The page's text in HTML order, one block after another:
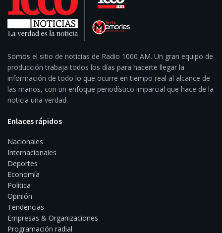
Somos el sitio de noticias de Radio 1000 AM. Un gran equipo de
producción trabaja todos los días para hacerte llegar la
información de todo lo que ocurre en tiempo real al alcance de
las manos, con un enfoque periodístico imparcial que hace de la
noticia una verdad.
Enlaces rápidos
Nacionales
Internacionales
Deportes
Economía
Política
Opinión
Tendencias
Empresas & Organizaciones
Programación radial